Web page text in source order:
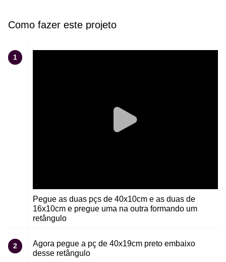
Como fazer este projeto
1
Pegue as duas pçs de 40x10cm e as duas de
16x10cm e pregue uma na outra formando um
retângulo
2
Agora pegue a pç de 40x19cm preto embaixo
desse retângulo